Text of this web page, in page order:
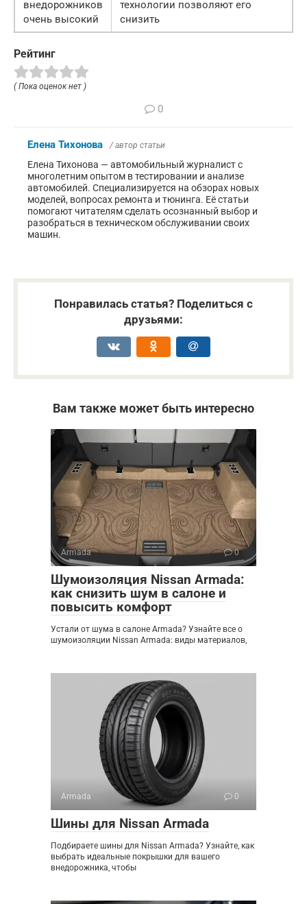
внедорожников
очень высокий
технологии позволяют его
снизить
Рейтинг
( Пока оценок нет )
0
Елена Тихонова / автор статьи
Елена Тихонова — автомобильный журналист с
многолетним опытом в тестировании и анализе
автомобилей. Специализируется на обзорах новых
моделей, вопросах ремонта и тюнинга. Её статьи
помогают читателям сделать осознанный выбор и
разобраться в техническом обслуживании своих
машин.
Понравилась статья? Поделиться с
друзьями:
Вам также может быть интересно
Armada 0
Шумоизоляция Nissan Armada:
как снизить шум в салоне и
повысить комфорт
Устали от шума в салоне Armada? Узнайте все о
шумоизоляции Nissan Armada: виды материалов,
Armada 0
Шины для Nissan Armada
Подбираете шины для Nissan Armada? Узнайте, как
выбрать идеальные покрышки для вашего
внедорожника, чтобы